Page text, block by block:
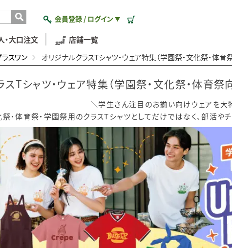
会員登録 / ログイン ▼
・大口注文
店舗一覧
スワン オリジナルクラスTシャツ・ウェア特集（学園祭・文化祭・体育
Tシャツ・ウェア特集（学園祭・文化祭・体育祭
＼学生さん注目のお揃い向けウェアを
・体育祭・学園祭用のクラスTシャツとしてだけではなく、部活や